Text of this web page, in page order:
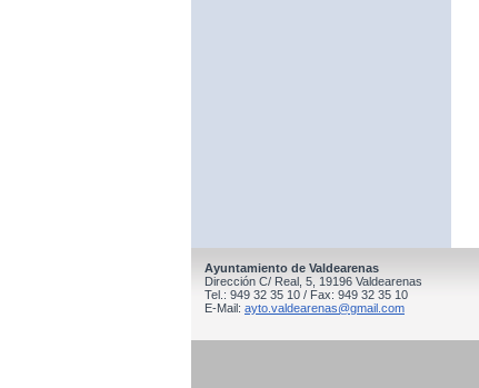
Ayuntamiento de Valdearenas
Dirección C/ Real, 5, 19196 Valdearenas
Tel.: 949 32 35 10 / Fax: 949 32 35 10
E-Mail: ayto.valdearenas@gmail.com